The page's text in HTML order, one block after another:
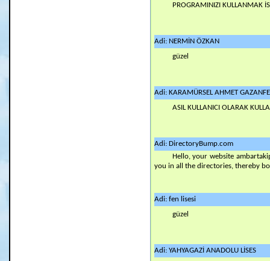
PROGRAMINIZI KULLANMAK
Adi: NERMİN ÖZKAN
güzel
Adi: KARAMÜRSEL AHMET
ASIL KULLANICI OLARAK
Adi: DirectoryBump.com
Hello, your website
you in all the directories, thereby
Adi: fen lisesi
güzel
Adi: YAHYAGAZİ ANADOLU LİSES